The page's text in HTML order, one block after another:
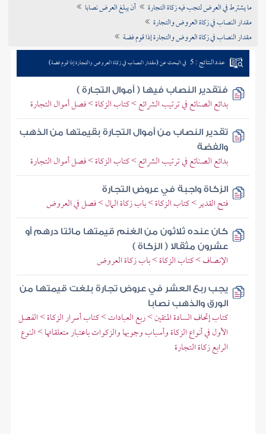
ما يشترط في العرض لتجب فيه زكاة التجارة
أن يبلغ العرض نصابا
مقدار النصاب في زكاة العروض والتجارة
مقدار النصاب في زكاة العروض والتجارة إذا قوم فضة
عدد النتائج : 5 في البحث عن (مقدار النصاب في زكاة العروض والتجارة إذا قوم فضة)
فتقدير النصاب فيها ( أموال التجارة )
بدائع الصنائع في ترتيب الشرائع > كتاب الزكاة > فصل أموال التجارة
تقدير النصاب من أموال التجارة بقيمتها من الذهب
والفضة
بدائع الصنائع في ترتيب الشرائع > كتاب الزكاة > فصل أموال التجارة
الزكاة واجبة في عروض التجارة
فتح القدير > كتاب الزكاة > باب زكاة المال > فصل في العروض
كان عنده ثلاثون من الغنم قيمتها مائتا درهم أو
عشرون مثقالا ( الزكاة )
الإنصاف > كتاب الزكاة > باب زكاة العروض
يجب ربع العشر في عروض تجارة بلغت قيمتها من
الورق والذهب نصابا
كتاب إتحاف السادة المتقين > ربع العبادات > كتاب أسرار الزكاة > الفصل
الأول في أنواع الزكاة وأسباب وجوبها والزكوات باعتبار متعلقاتها > النوع
الرابع زكاة التجارة